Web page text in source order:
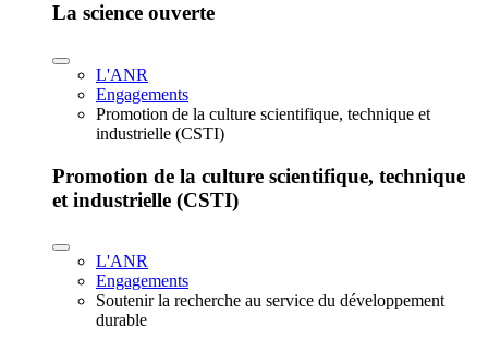
La science ouverte
L'ANR
Engagements
Promotion de la culture scientifique, technique et
industrielle (CSTI)
Promotion de la culture scientifique, technique
et industrielle (CSTI)
L'ANR
Engagements
Soutenir la recherche au service du développement
durable